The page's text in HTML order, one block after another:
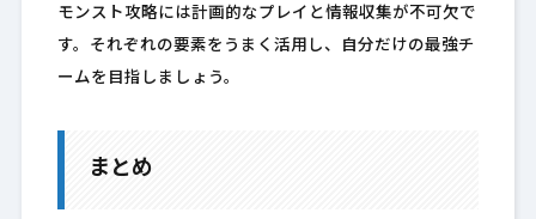
モンスト攻略には計画的なプレイと情報収集が不可欠で
す。それぞれの要素をうまく活用し、自分だけの最強チ
ームを目指しましょう。
まとめ